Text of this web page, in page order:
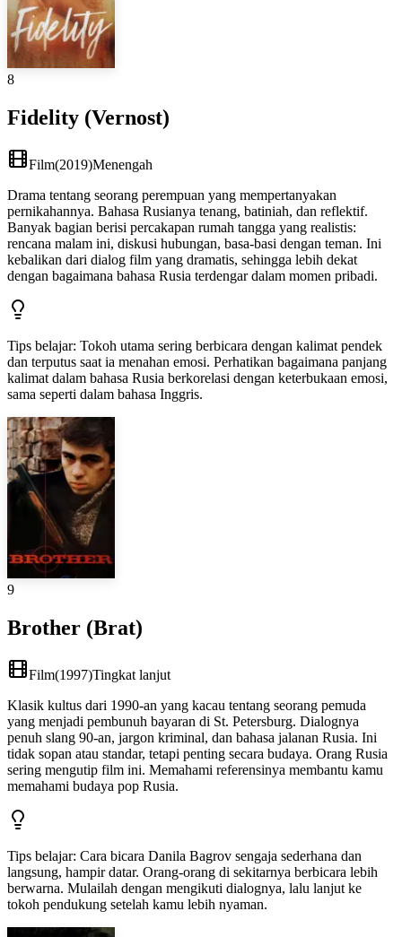
8
Fidelity (Vernost)
Film(2019)Menengah
Drama tentang seorang perempuan yang mempertanyakan
pernikahannya. Bahasa Rusianya tenang, batiniah, dan reflektif.
Banyak bagian berisi percakapan rumah tangga yang realistis:
rencana malam ini, diskusi hubungan, basa-basi dengan teman. Ini
kebalikan dari dialog film yang dramatis, sehingga lebih dekat
dengan bagaimana bahasa Rusia terdengar dalam momen pribadi.
Tips belajar: Tokoh utama sering berbicara dengan kalimat pendek
dan terputus saat ia menahan emosi. Perhatikan bagaimana panjang
kalimat dalam bahasa Rusia berkorelasi dengan keterbukaan emosi,
sama seperti dalam bahasa Inggris.
9
Brother (Brat)
Film(1997)Tingkat lanjut
Klasik kultus dari 1990-an yang kacau tentang seorang pemuda
yang menjadi pembunuh bayaran di St. Petersburg. Dialognya
penuh slang 90-an, jargon kriminal, dan bahasa jalanan Rusia. Ini
tidak sopan atau standar, tetapi penting secara budaya. Orang Rusia
sering mengutip film ini. Memahami referensinya membantu kamu
memahami budaya pop Rusia.
Tips belajar: Cara bicara Danila Bagrov sengaja sederhana dan
langsung, hampir datar. Orang-orang di sekitarnya berbicara lebih
berwarna. Mulailah dengan mengikuti dialognya, lalu lanjut ke
tokoh pendukung setelah kamu lebih nyaman.